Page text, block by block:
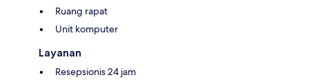
Ruang rapat
Unit komputer
Layanan
Resepsionis 24 jam